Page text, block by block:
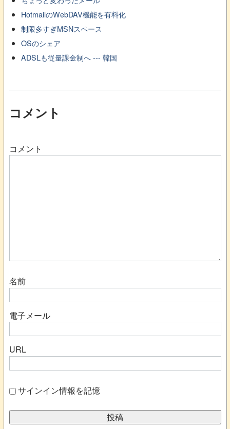
HotmailのWebDAV機能を有料化
制限多すぎMSNスペース
OSのシェア
ADSLも従量課金制へ --- 韓国
コメント
コメント
名前
電子メール
URL
サインイン情報を記憶